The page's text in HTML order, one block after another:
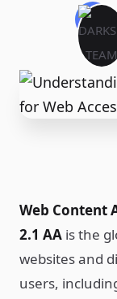
Web Content
2.1 AA is the
websites and
users,